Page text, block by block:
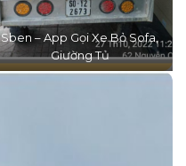
Sben – App Gọi Xe Bỏ Sofa,
Giường Tủ